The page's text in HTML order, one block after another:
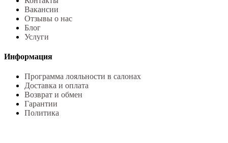
Вакансии
Отзывы о нас
Блог
Услуги
Информация
Программа лояльности в салонах
Доставка и оплата
Возврат и обмен
Гарантии
Политика